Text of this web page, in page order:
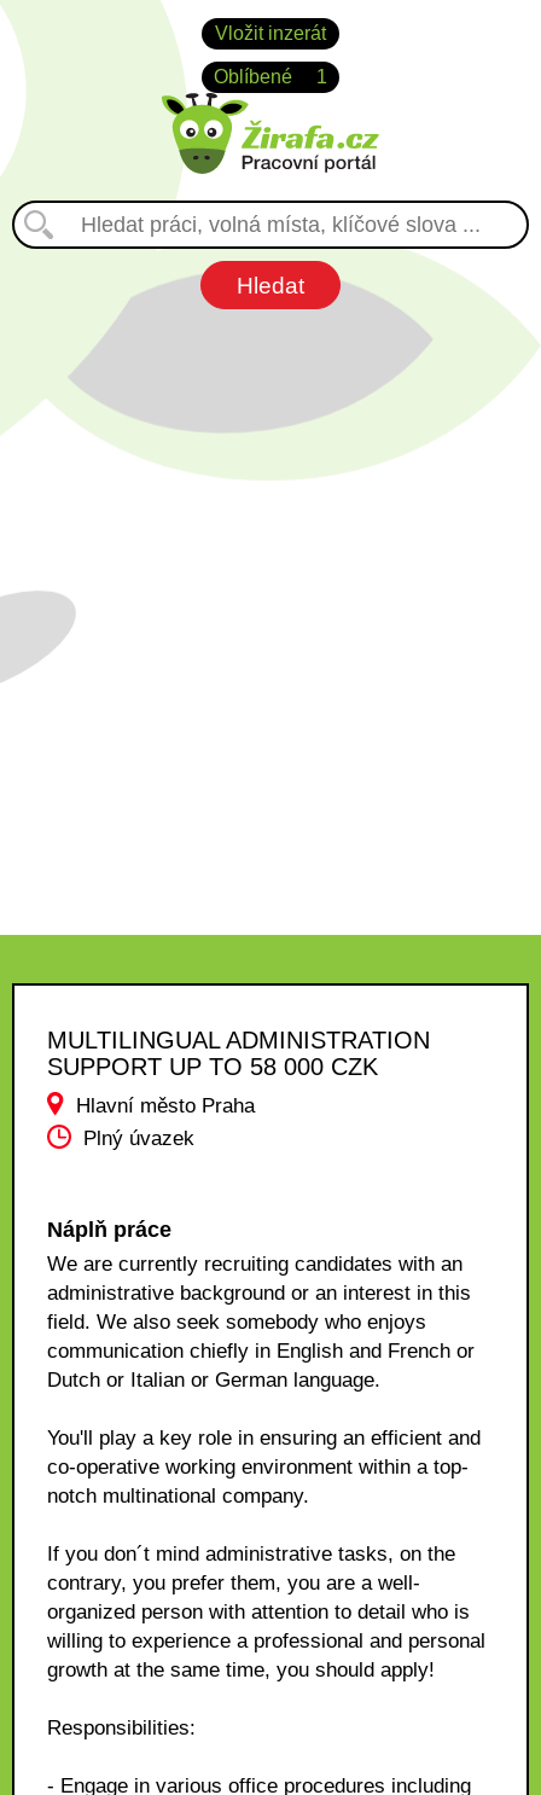
Vložit inzerát
Oblíbené 1
MULTILINGUAL ADMINISTRATION
SUPPORT UP TO 58 000 CZK
Hlavní město Praha
Plný úvazek
Náplň práce
We are currently recruiting candidates with an
administrative background or an interest in this
field. We also seek somebody who enjoys
communication chiefly in English and French or
Dutch or Italian or German language.
You'll play a key role in ensuring an efficient and
co-operative working environment within a top-
notch multinational company.
If you don´t mind administrative tasks, on the
contrary, you prefer them, you are a well-
organized person with attention to detail who is
willing to experience a professional and personal
growth at the same time, you should apply!
Responsibilities:
- Engage in various office procedures including